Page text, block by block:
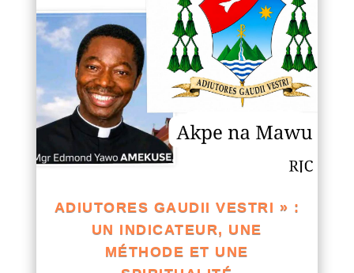
ADIUTORES GAUDII VESTRI » :
UN INDICATEUR, UNE
MÉTHODE ET UNE